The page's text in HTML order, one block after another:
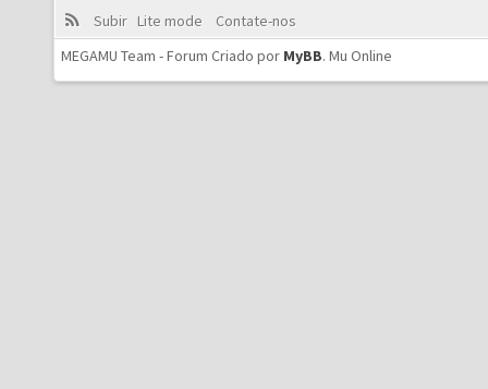
Subir Lite mode
Contate-nos
MEGAMU Team - Forum Criado por MyBB. Mu Online